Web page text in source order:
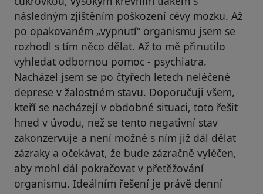
následným zjištěním poškození cévy mozku. Až
po opakovaném „vypnutí“ organismu jsem se
rozhodl s tím něco dělat. Až to mě přinutilo
vyhledat odbornou pomoc - psychiatra.
Nacházel jsem se po čtyřech letech neléčené
deprese v žalostném stavu. Doporučuji všem,
kteří se nacházejí v obdobné situaci, toto řešit
hned v úvodu, než se tento negativní stav
zakonzervuje a není možné s ním již dál dělat
zázraky a očekávat, že bude zázračně vyléčen,
aby mohl dál pokračovat v přetěžování
organismu. Ideálním řešení je právě denní